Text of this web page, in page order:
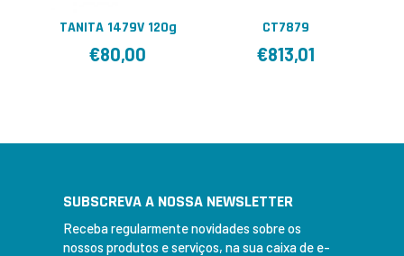
TANITA 1479V 120g
€80,00
CT7879
€813,01
SUBSCREVA A NOSSA NEWSLETTER
Receba regularmente novidades sobre os
nossos produtos e serviços, na sua caixa de e-